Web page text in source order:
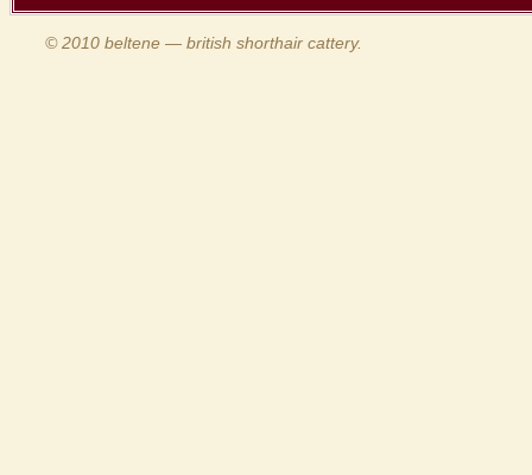
© 2010 beltene — british shorthair cattery.